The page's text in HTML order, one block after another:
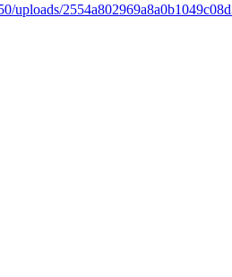
uploads/